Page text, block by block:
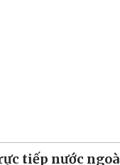
tiếp nước